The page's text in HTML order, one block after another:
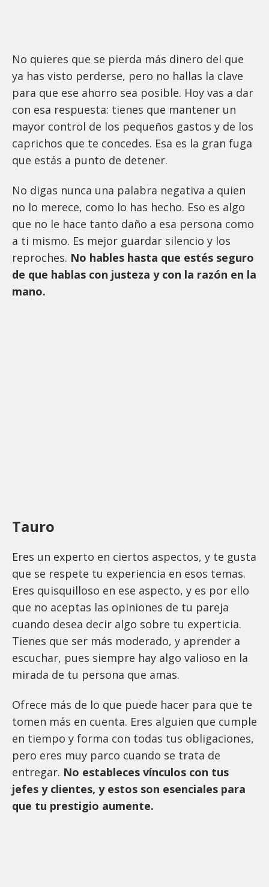
No quieres que se pierda más dinero del que
ya has visto perderse, pero no hallas la clave
para que ese ahorro sea posible. Hoy vas a dar
con esa respuesta: tienes que mantener un
mayor control de los pequeños gastos y de los
caprichos que te concedes. Esa es la gran fuga
que estás a punto de detener.
No digas nunca una palabra negativa a quien
no lo merece, como lo has hecho. Eso es algo
que no le hace tanto daño a esa persona como
a ti mismo. Es mejor guardar silencio y los
reproches. No hables hasta que estés seguro
de que hablas con justeza y con la razón en la
mano.
Tauro
Eres un experto en ciertos aspectos, y te gusta
que se respete tu experiencia en esos temas.
Eres quisquilloso en ese aspecto, y es por ello
que no aceptas las opiniones de tu pareja
cuando desea decir algo sobre tu experticia.
Tienes que ser más moderado, y aprender a
escuchar, pues siempre hay algo valioso en la
mirada de tu persona que amas.
Ofrece más de lo que puede hacer para que te
tomen más en cuenta. Eres alguien que cumple
en tiempo y forma con todas tus obligaciones,
pero eres muy parco cuando se trata de
entregar. No estableces vínculos con tus
jefes y clientes, y estos son esenciales para
que tu prestigio aumente.